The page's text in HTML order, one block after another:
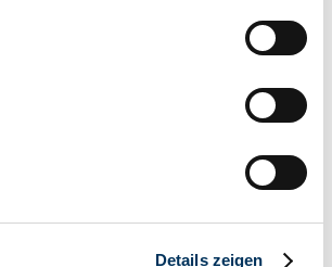
über Ihre geografische Lage
(Fingerprinting) identifizieren
darüber, wie Ihre persönlichen Daten
Details zeigen